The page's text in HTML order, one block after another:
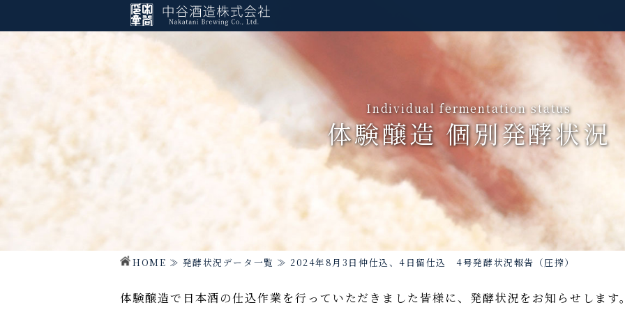
Individual fermentation status
体験醸造 個別発酵状況
HOME ≫ 発酵状況データ一覧 ≫2024年8月3日仲仕込、4日留仕込 4号発酵状況報告（圧搾）
体験醸造で日本酒の仕込作業を行っていただきました皆様に、発酵状況をお知らせします